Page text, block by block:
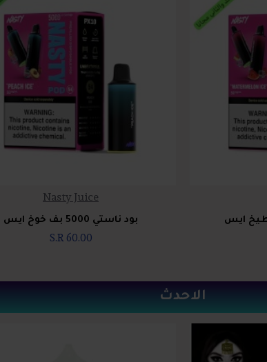
Nasty Juice
بود ناستي 5000 بف خوخ ايس
S.R 60.00
الاحدث